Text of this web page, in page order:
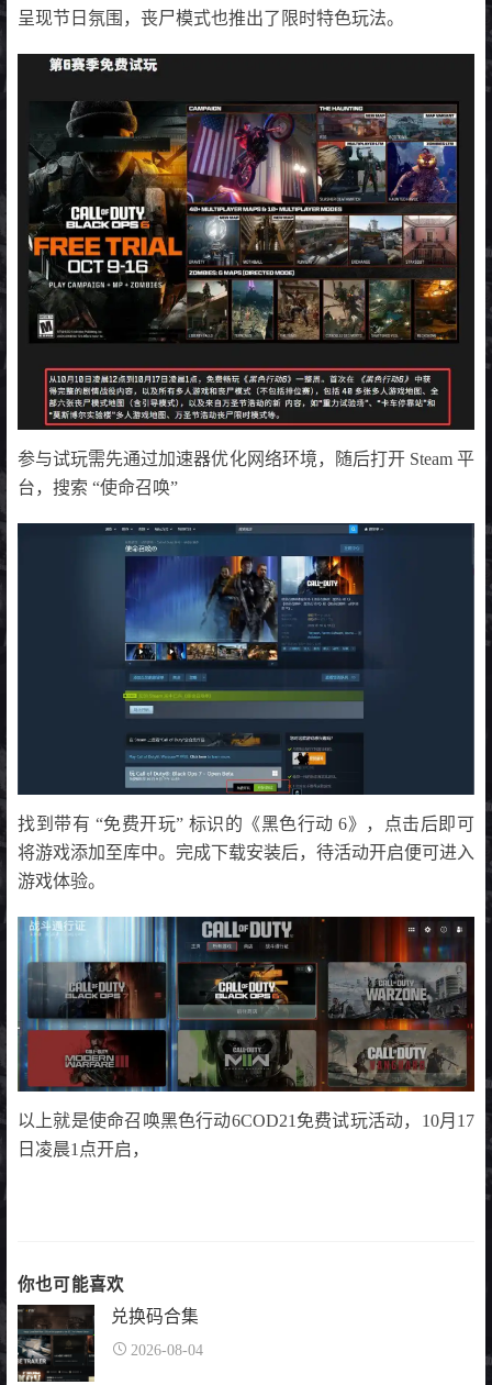
呈现节日氛围，丧尸模式也推出了限时特色玩法。
参与试玩需先通过加速器优化网络环境，随后打开 Steam 平
台，搜索 “使命召唤”
找到带有 “免费开玩” 标识的《黑色行动 6》，点击后即可
将游戏添加至库中。完成下载安装后，待活动开启便可进入
游戏体验。
以上就是使命召唤黑色行动6COD21免费试玩活动，10月17
日凌晨1点开启，
你也可能喜欢
兑换码合集
2026-08-04